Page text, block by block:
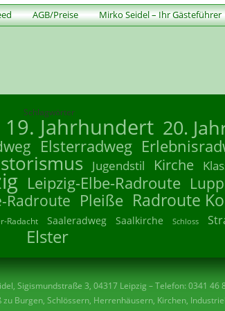
AGB/Preise Mirko Seidel – Ihr Gästeführer
Schlagwörter
19. Jahrhundert 20.
Elsterradweg
Jugendstil Kirche
Leipzig-Elbe-Radroute
Radroute Pleiße Radroute
Radacht Saaleradweg Saalkirche Schloss
Elster
Sigismundstraße 3, 04317 Leipzig – Telefon: 0341 46
Burgen, Schlössern, Herrenhäusern, Kirchen,